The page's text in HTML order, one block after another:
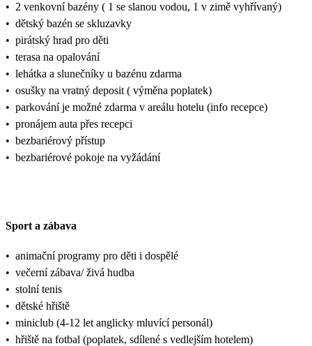
• 2 venkovní bazény ( 1 se slanou vodou, 1 v zimě vyhřívaný)
• dětský bazén se skluzavky
• pirátský hrad pro děti
• terasa na opalování
• lehátka a slunečníky u bazénu zdarma
• osušky na vratný deposit ( výměna poplatek)
• parkování je možné zdarma v areálu hotelu (info recepce)
• pronájem auta přes recepci
• bezbariérový přístup
• bezbariérové pokoje na vyžádání
Sport a zábava
• animační programy pro děti i dospělé
• večerní zábava/ živá hudba
• stolní tenis
• dětské hřiště
• miniclub (4-12 let anglicky mluvící personál)
• hřiště na fotbal (poplatek, sdílené s vedlejším hotelem)